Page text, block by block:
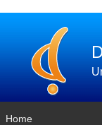
Home